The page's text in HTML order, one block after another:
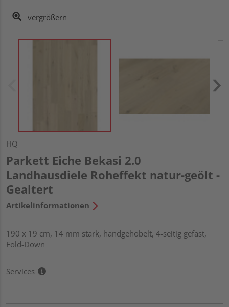
vergrößern
HQ
Parkett Eiche Bekasi 2.0
Landhausdiele Roheffekt natur-geölt -
Gealtert
Artikelinformationen
190 x 19 cm, 14 mm stark, handgehobelt, 4-seitig gefast,
Fold-Down
Services